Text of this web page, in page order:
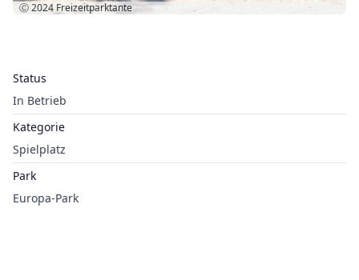
Status
In Betrieb
Kategorie
Spielplatz
Park
Europa-Park
Ⓒ 2024 Freizeitparktante